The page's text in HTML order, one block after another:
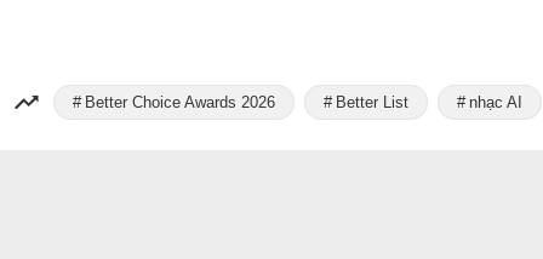
Better Choice Awards 2026 Better List nhạc AI